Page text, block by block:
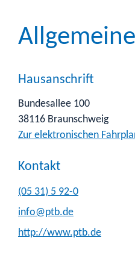
Hausanschrift
Bundesallee 100
38116 Braunschweig
Zur elektronischen
Kontakt
(05 31) 5 92-0
info@ptb.de
http://www.ptb.de